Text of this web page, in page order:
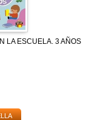
LA ESCUELA. 3 AÑOS